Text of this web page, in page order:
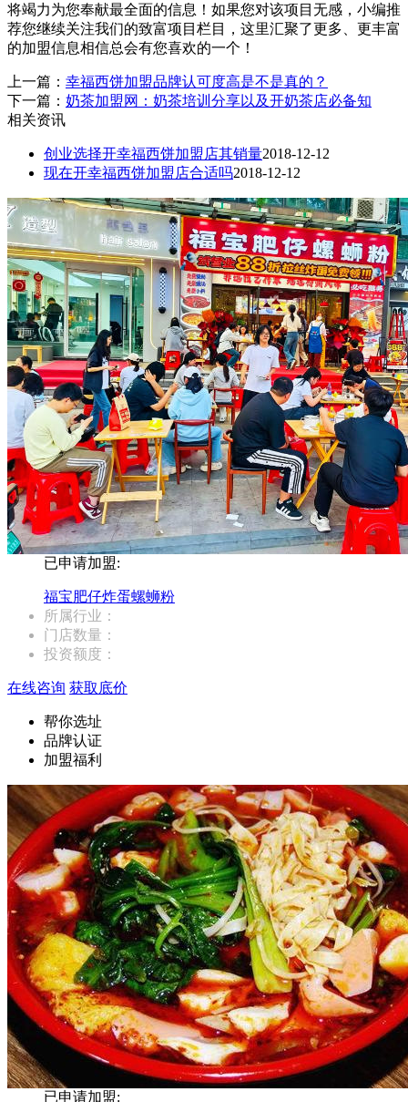
将竭力为您奉献最全面的信息！如果您对该项目无感，小编推
荐您继续关注我们的致富项目栏目，这里汇聚了更多、更丰富
的加盟信息相信总会有您喜欢的一个！
上一篇： 幸福西饼加盟品牌认可度高是不是真的？
下一篇： 奶茶加盟网：奶茶培训分享以及开奶茶店必备知
相关资讯
创业选择开幸福西饼加盟店其销量2018-12-12
现在开幸福西饼加盟店合适吗2018-12-12
已申请加盟:
福宝肥仔炸蛋螺蛳粉
所属行业：
门店数量：
投资额度：
在线咨询 获取底价
帮你选址
品牌认证
加盟福利
已申请加盟: